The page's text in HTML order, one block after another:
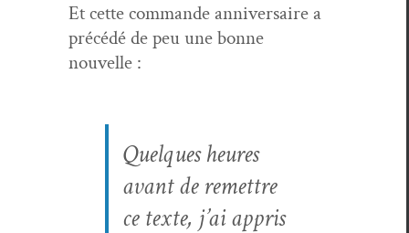
Et cette com­mande anniver­saire a
précédé de peu une bonne
nouvelle :
Quelques heures
avant de remet­tre
ce texte, j’ai appris